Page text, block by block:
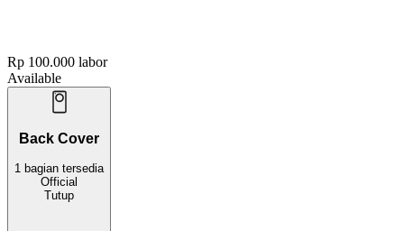
Rp 100.000 labor
Available
Back Cover
1 bagian tersedia
Official
Tutup